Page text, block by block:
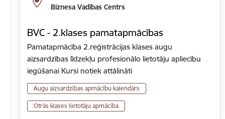
Biznesa Vadības Centrs
BVC - 2.klases pamatapmācības
Pamatapmācība 2.reģistrācijas klases augu
aizsardzības līdzekļu profesionālo lietotāju apliecību
iegūšanai Kursi notiek attālināti
Augu aizsardzības apmācību kalendārs
Otrās klases lietotāju apmācība